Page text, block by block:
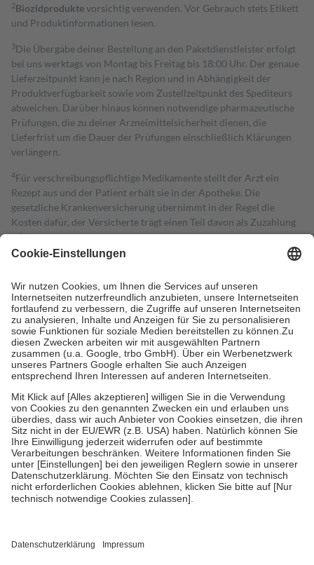
2Biozidproduktevorsichtig verwenden. Vor Gebrauch stets Etikett
und Produktinformationen lesen.
3Die Übergabe deiner Bestellung an den Paketdienstleister erfolgt
bei uns werktags von Montag bis Freitag bis 18:00 Uhr. Der genaue
Lieferzeitpunkt kann je nach Region und in Abhängigkeit der
Produktverfügbarkeit sowie vom Zustellzeitpunkt des Spediteurs
abweichen. Darüber hinaus können notwendige pharmazeutische
Prüfungen, die zu deiner Arzneimittelsicherheit dienen, die
Lieferfrist um die Dauer der Prüfungen einschließlich Klärungen
verlängern.
4Für verschreibungspflichtige Medikamente stellt der Arzt ein
Rezept aus und der Patient erhält sie in der Apotheke. Die
gesetzliche Krankenversicherung übernimmt in der Regel die
Kosten dafür, der Versicherte trägt einen Teil davon als Zuzahlung
mit.
Grundsätzlich leisten Mitglieder Zuzahlungen in Höhe von zehn
höchstens zehn Euro.
Es sind jedoch nie mehr als die tatsächlichen
Kosten der Leistung zu entrichten.
Diese Regeln gelten grundsätzlich auch für Online-Apotheken.
Bei Heilmitteln und häuslicher Krankenpflege beträgt die
Zuzahlung zehn Prozent der Kosten sowie zehn Euro je
Verordnung.
Um das Engagement der Versicherten für ihre eigene Gesundheit zu
stärken und die besondere Stellung der Familie zu unterstützen,
fallenkeine Zuzahlungenan bei:
• Kindern und Jugendlichen bis zum vollendeten 18. Lebensjahr
mit Ausnahme der Fahrkosten
• Untersuchungen zur Vorsorge und Früherkennung, die von der
GKV getragen werden
• empfohlenen Schutzimpfungen
• Harn- und Blutteststreifen
getroffen, um sicherzustellen, dass es sich um echte Bewertungen